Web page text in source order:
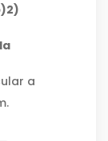
)2)
a